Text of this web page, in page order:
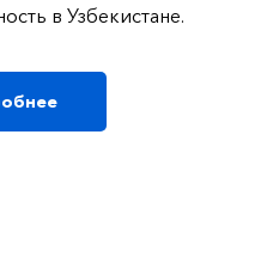
в Узбекистане.